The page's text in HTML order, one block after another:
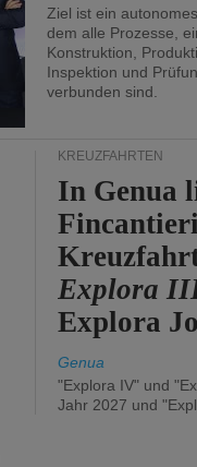
Ziel ist ein
dem alle Prozesse,
Konstruktion,
Inspektion und
verbunden sind.
KREUZFAHRTEN
In Genua
Explora
Explora
Genua
"Explora IV" und
Jahr 2027 und